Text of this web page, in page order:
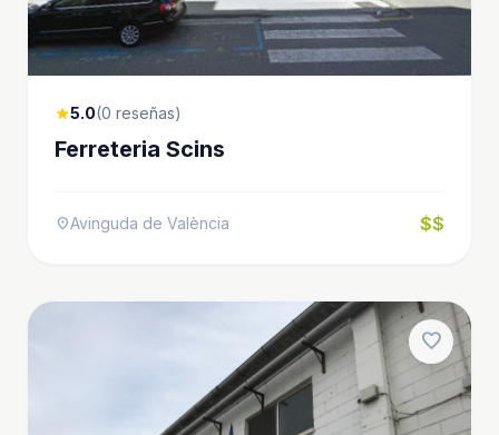
star5.0(0 reseñas)
Ferreteria Scins
location_onAvinguda de València $$
favorite